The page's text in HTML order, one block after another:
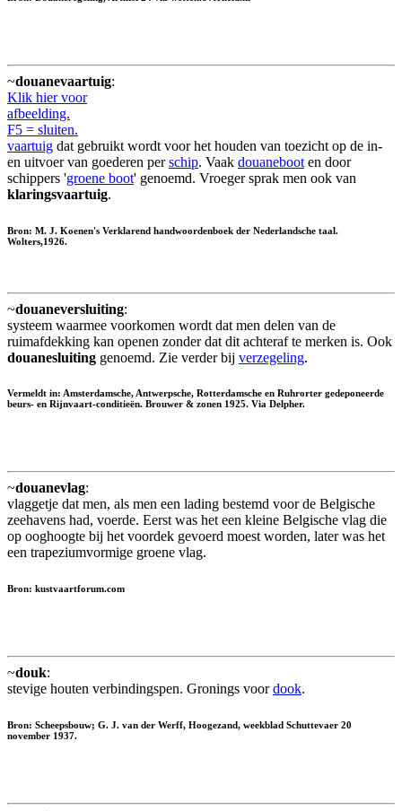
~douanevaartuig:
Klik hier voor
afbeelding.
F5 = sluiten.
vaartuig dat gebruikt wordt voor het houden van toezicht op de in-
en uitvoer van goederen perschip. Vaak douaneboot en door
schippers 'groene boot' genoemd. Vroeger sprak men ook van
klaringsvaartuig.
Bron: M. J. Koenen's Verklarend handwoordenboek der Nederlandsche taal.
Wolters,1926.
~douaneversluiting:
systeem waarmee voorkomen wordt dat men delen van de
ruimafdekking kan openen zonder dat dit achteraf te merken is. Ook
douanesluiting genoemd. Zie verder bij verzegeling.
Vermeldt in: Amsterdamsche, Antwerpsche, Rotterdamsche en Ruhrorter gedeponeerde
beurs- en Rijnvaart-conditieën. Brouwer & zonen 1925. Via Delpher.
~douanevlag:
vlaggetje dat men, als men een lading bestemd voor de Belgische
zeehavens had, voerde. Eerst was het een kleine Belgische vlag die
op ooghoogte bij het voordek gevoerd moest worden, later was het
een trapeziumvormige groene vlag.
Bron: kustvaartforum.com
~douk:
stevige houten verbindingspen. Gronings voordook.
Bron: Scheepsbouw; G. J. van der Werff, Hoogezand, weekblad Schuttevaer 20
november 1937.